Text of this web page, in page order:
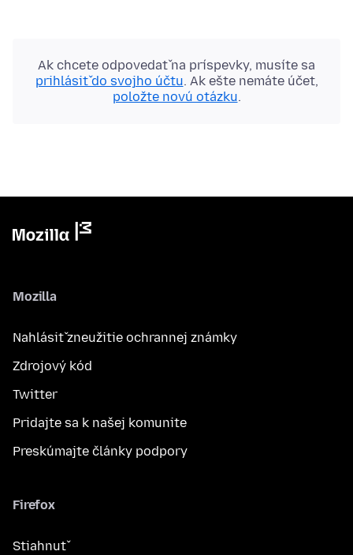
Ak chcete odpovedať na príspevky, musíte sa
prihlásiť do svojho účtu. Ak ešte nemáte účet,
položte novú otázku.
Mozilla
Nahlásiť zneužitie ochrannej známky
Zdrojový kód
Twitter
Pridajte sa k našej komunite
Preskúmajte články podpory
Firefox
Stiahnuť